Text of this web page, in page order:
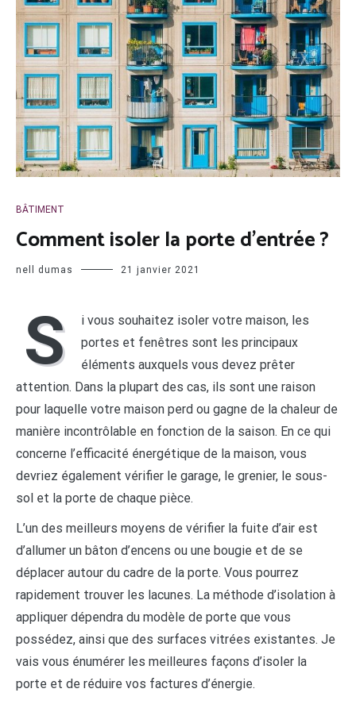
BÂTIMENT
Comment isoler la porte d’entrée ?
nell dumas 21 janvier 2021
S
i vous souhaitez isoler votre maison, les
portes et fenêtres sont les principaux
éléments auxquels vous devez prêter
attention. Dans la plupart des cas, ils sont une raison
pour laquelle votre maison perd ou gagne de la chaleur de
manière incontrôlable en fonction de la saison. En ce qui
concerne l’efficacité énergétique de la maison, vous
devriez également vérifier le garage, le grenier, le sous-
sol et la porte de chaque pièce.
L’un des meilleurs moyens de vérifier la fuite d’air est
d’allumer un bâton d’encens ou une bougie et de se
déplacer autour du cadre de la porte. Vous pourrez
rapidement trouver les lacunes. La méthode d’isolation à
appliquer dépendra du modèle de porte que vous
possédez, ainsi que des surfaces vitrées existantes. Je
vais vous énumérer les meilleures façons d’isoler la
porte et de réduire vos factures d’énergie.